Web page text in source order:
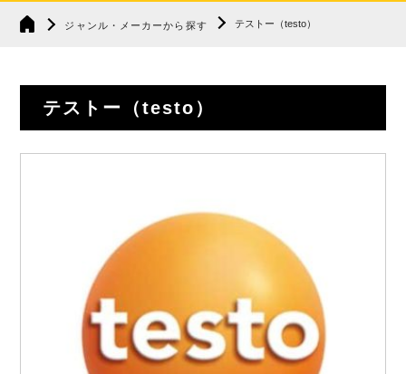
ジャンル・メーカーから探す テストー（testo）
テストー（testo）